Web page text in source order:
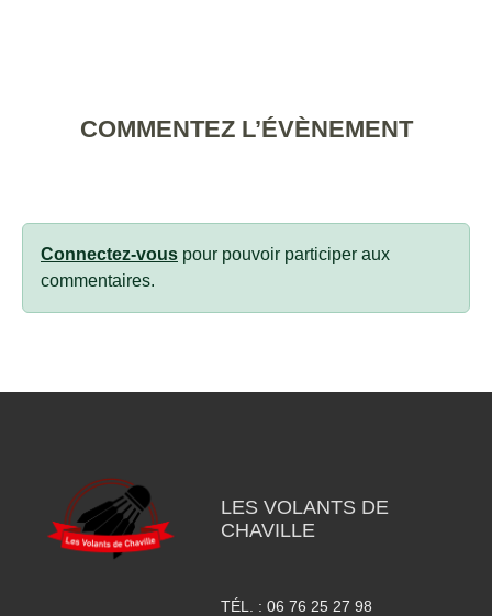
COMMENTEZ L’ÉVÈNEMENT
Connectez-vous pour pouvoir participer aux
commentaires.
LES VOLANTS DE
CHAVILLE
TÉL. : 06 76 25 27 98